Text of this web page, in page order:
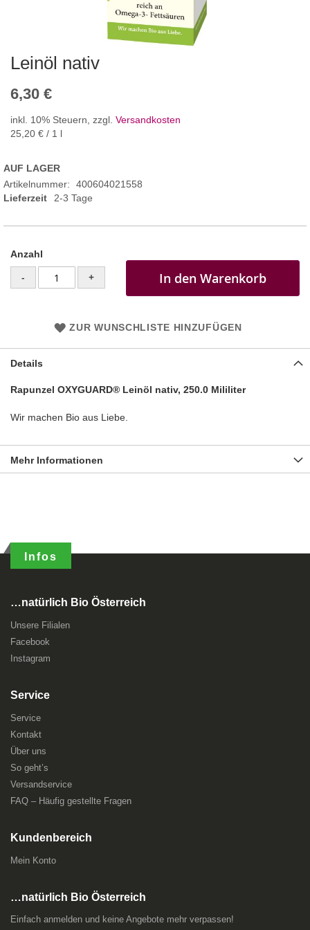
Leinöl nativ
6,30 €
inkl. 10% Steuern, zzgl. Versandkosten
25,20 € / 1 l
AUF LAGER
Artikelnummer
400604021558
Lieferzeit
2-3 Tage
Anzahl
- + In den Warenkorb
ZUR WUNSCHLISTE HINZUFÜGEN
Details
Rapunzel OXYGUARD® Leinöl nativ, 250.0 Mililiter
Wir machen Bio aus Liebe.
Mehr Informationen
Infos
…natürlich Bio Österreich
Unsere Filialen
Facebook
Instagram
Service
Service
Kontakt
Über uns
So geht’s
Versandservice
FAQ – Häufig gestellte Fragen
Kundenbereich
Mein Konto
…natürlich Bio Österreich
Einfach anmelden und keine Angebote mehr verpassen!